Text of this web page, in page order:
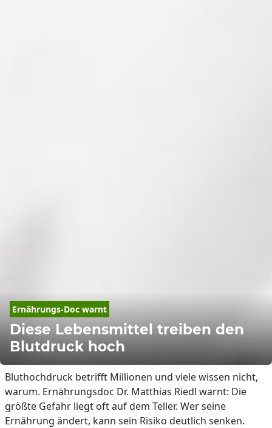
Ernährungs-Doc warnt
Diese Lebensmittel treiben den
Blutdruck hoch
Bluthochdruck betrifft Millionen und viele wissen nicht,
warum. Ernährungsdoc Dr. Matthias Riedl warnt: Die
größte Gefahr liegt oft auf dem Teller. Wer seine
Ernährung ändert, kann sein Risiko deutlich senken.